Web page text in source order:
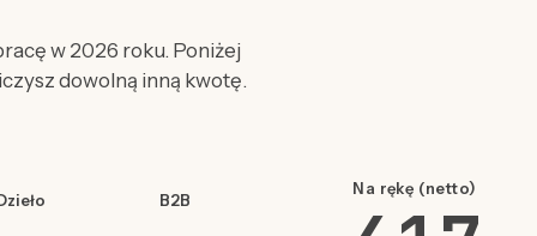
w 2026 roku. Poniżej
dowolną inną kwotę.
B2B
Na rękę (netto)